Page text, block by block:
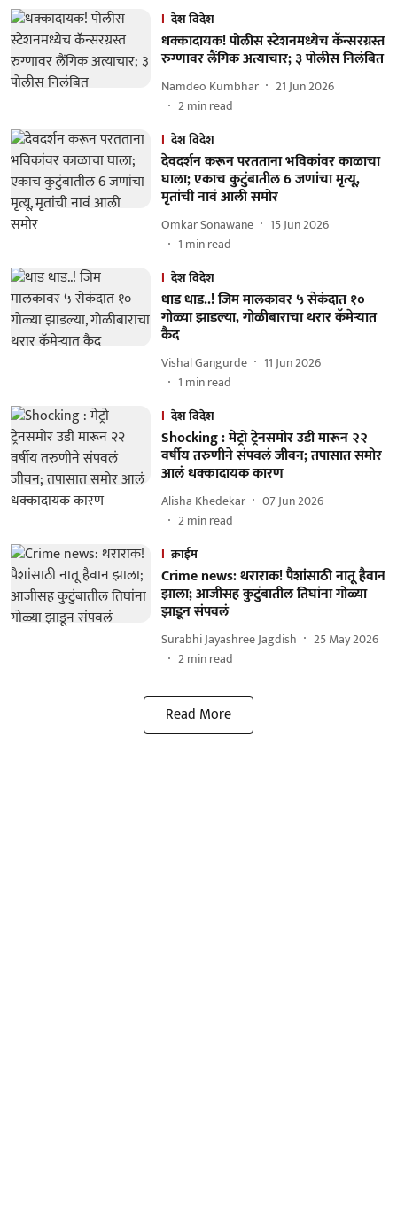
देश विदेश
धक्कादायक! पोलीस स्टेशनमध्येच कॅन्सरग्रस्त
रुग्णावर लैंगिक अत्याचार; ३ पोलीस निलंबित
Namdeo Kumbhar
21 Jun 2026
2min read
देश विदेश
देवदर्शन करून परतताना भविकांवर काळाचा
घाला; एकाच कुटुंबातील 6 जणांचा मृत्यू,
मृतांची नावं आली समोर
Omkar Sonawane
15 Jun 2026
1 min read
देश विदेश
धाड धाड..! जिम मालकावर ५ सेकंदात १०
गोळ्या झाडल्या, गोळीबाराचा थरार कॅमेऱ्यात
कैद
Vishal Gangurde
11 Jun 2026
1 min read
देश विदेश
Shocking : मेट्रो ट्रेनसमोर उडी मारून २२
वर्षीय तरुणीने संपवलं जीवन; तपासात समोर
आलं धक्कादायक कारण
Alisha Khedekar
07 Jun 2026
2min read
क्राईम
Crime news: थराराक! पैशांसाठी नातू हैवान
झाला; आजीसह कुटुंबातील तिघांना गोळ्या
झाडून संपवलं
Surabhi Jayashree Jagdish
25 May 2026
2min read
Read More